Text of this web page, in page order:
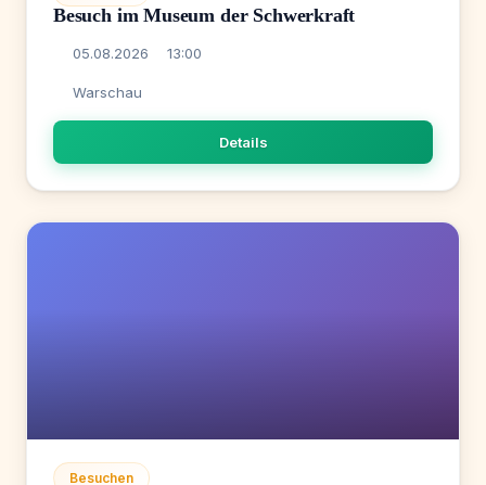
Besuch im Museum der Schwerkraft
05.08.2026 13:00
Warschau
Details
Besuchen